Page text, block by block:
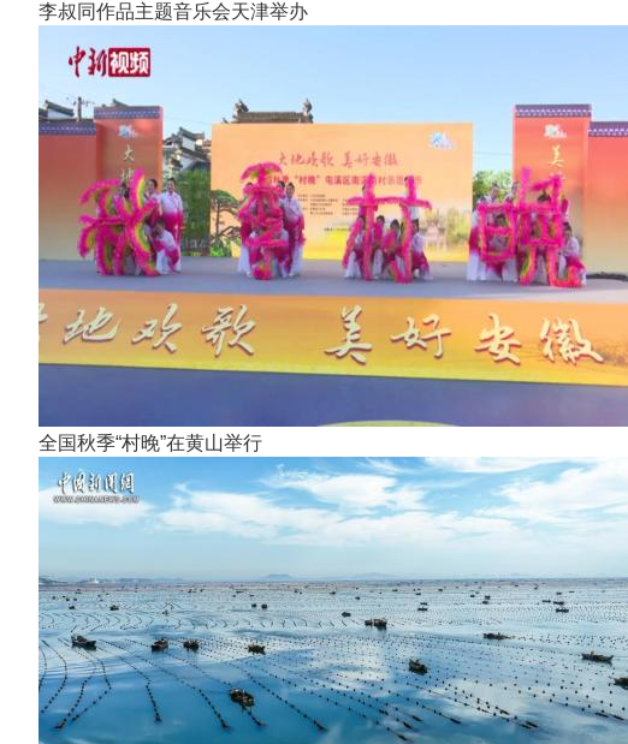
李叔同作品主题音乐会天津举办
全国秋季“村晚”在黄山举行